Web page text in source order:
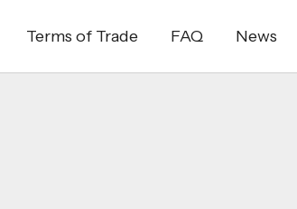
Terms of Trade FAQ News